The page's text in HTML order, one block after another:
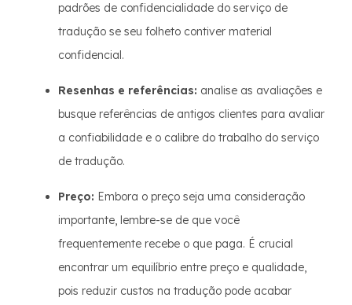
padrões de confidencialidade do serviço de
tradução se seu folheto contiver material
confidencial.
Resenhas e referências: analise as avaliações e
busque referências de antigos clientes para avaliar
a confiabilidade e o calibre do trabalho do serviço
de tradução.
Preço: Embora o preço seja uma consideração
importante, lembre-se de que você
frequentemente recebe o que paga. É crucial
encontrar um equilíbrio entre preço e qualidade,
pois reduzir custos na tradução pode acabar